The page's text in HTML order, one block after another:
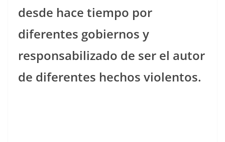
desde hace tiempo por
diferentes gobiernos y
responsabilizado de ser el autor
de diferentes hechos violentos.